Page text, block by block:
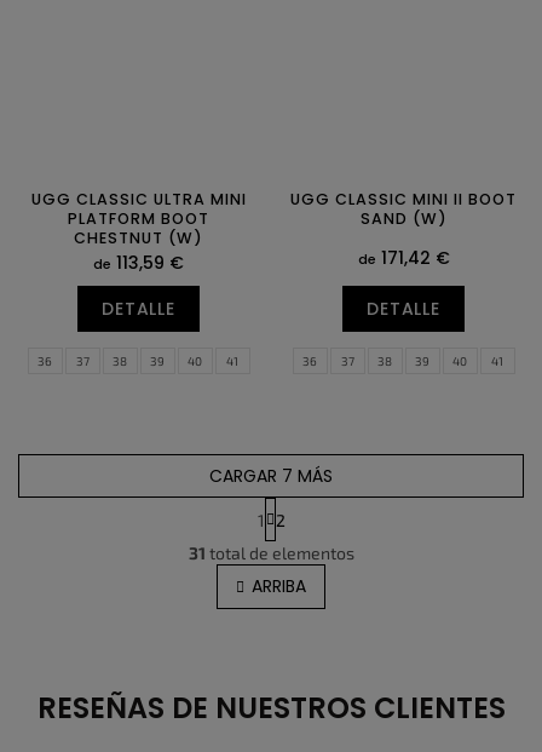
UGG CLASSIC ULTRA MINI
PLATFORM BOOT
CHESTNUT (W)
de 113,59 €
DETALLE
36 37 38 39 40
41
UGG CLASSIC MINI II BOOT
SAND (W)
de 171,42 €
DETALLE
36 37 38 39 40
41
C
o
n
t
e
s
CARGAR 7 MÁS
P
a
g
ó
n
1
2
31 total de elementos
ARRIBA
RESEÑAS DE NUESTROS CLIENTES